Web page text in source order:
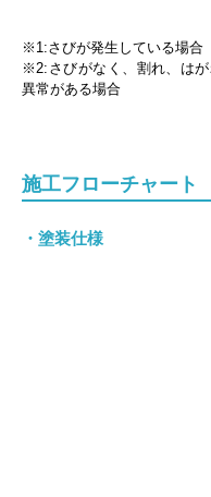
※1:さびが発生している場合
※2:さびがなく、割れ、は
異常がある場合
施工フローチャート
・塗装仕様